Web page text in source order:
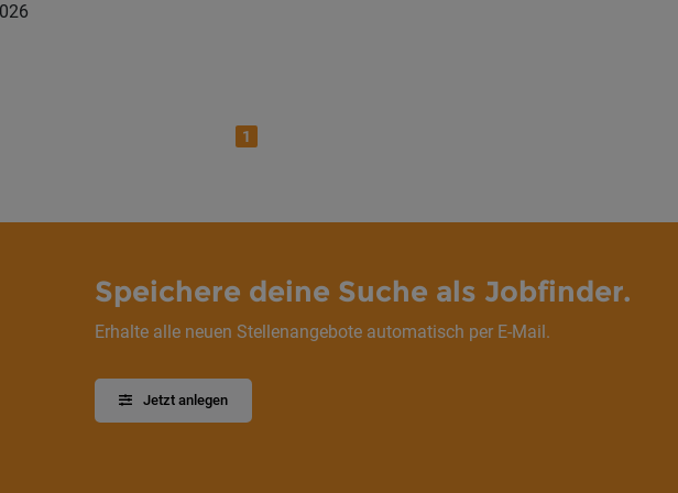
1
Speichere deine Suche als Jobfinder.
Erhalte alle neuen Stellenangebote automatisch per E-Mail.
Jetzt anlegen